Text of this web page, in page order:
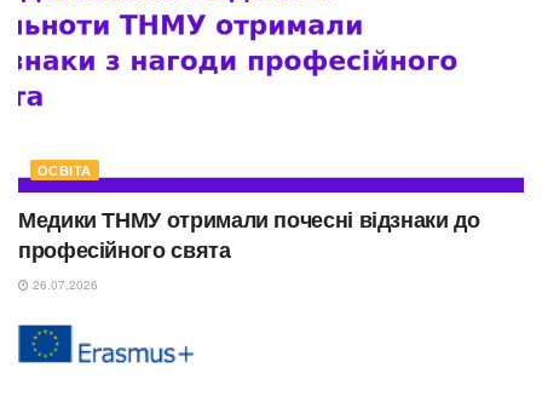
ОСВІТА
Медики ТНМУ отримали почесні відзнаки до
професійного свята
26.07.2026